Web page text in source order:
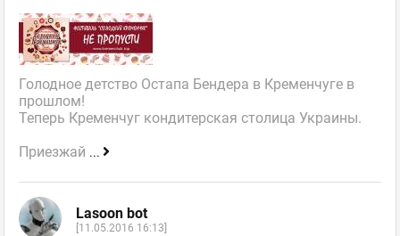
Голодное детство Остапа Бендера в Кременчуге в
прошлом!
Теперь Кременчуг кондитерская столица Украины.
Приезжай ...
Lasoon bot
[11.05.2016 16:13]